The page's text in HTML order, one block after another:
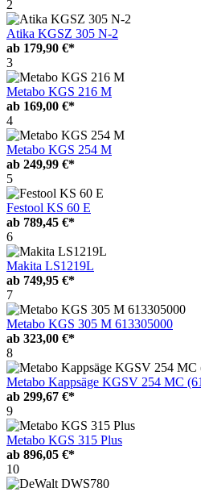
2
Atika KGSZ 305 N-2
ab 179,90 €*
3
Metabo KGS 216 M
ab 169,00 €*
4
Metabo KGS 254 M
ab 249,99 €*
5
Festool KS 60 E
ab 789,45 €*
6
Makita LS1219L
ab 749,95 €*
7
Metabo KGS 305 M 613305000
ab 323,00 €*
8
Metabo Kappsäge KGSV 254 MC
ab 299,67 €*
9
Metabo KGS 315 Plus
ab 896,05 €*
10